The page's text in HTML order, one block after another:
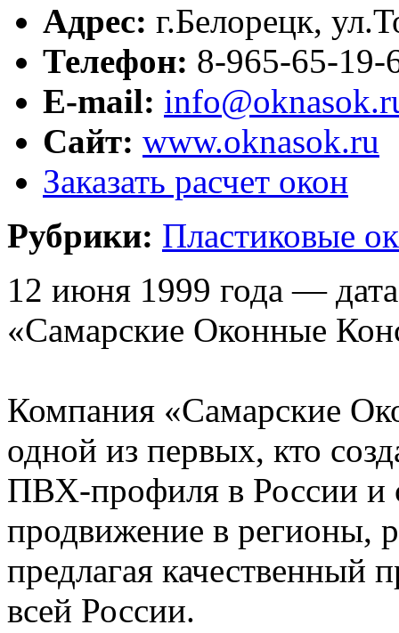
Адрес: г.Белорецк,
Телефон: 8-965-65-19-
E-mail:
Сайт: www.oknasok.ru
Заказать расчет окон
Рубрики: Пластиковые
12 июня 1999 года —
«Самарские Оконные
Компания «Самарские
одной из первых, кто
ПВХ-профиля в России и
продвижение в регионы,
предлагая качественный
всей России.